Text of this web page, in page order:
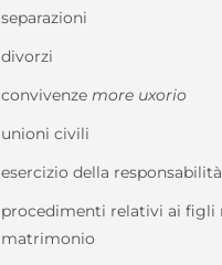
separazioni
divorzi
convivenze more uxorio
unioni civili
esercizio della
procedimenti relativi ai figli
matrimonio